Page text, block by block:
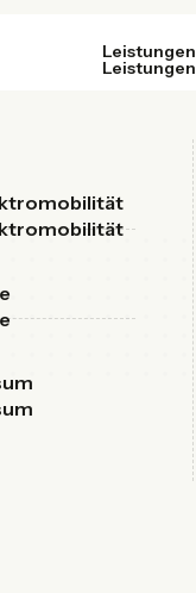
Leistungen
Leistungen